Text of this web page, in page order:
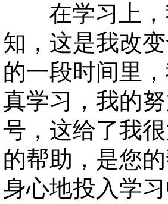
在学习上，
知，这是我改
的一段时间里
真学习，我的
号，这给了我
的帮助，是您
身心地投入学